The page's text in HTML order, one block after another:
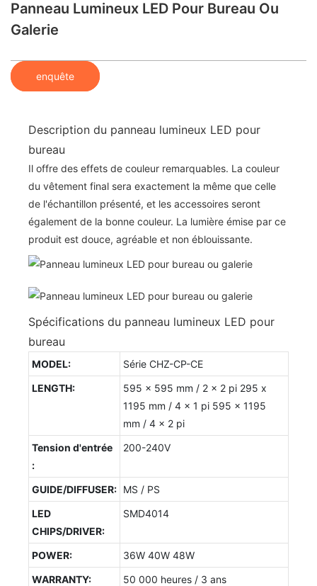
Panneau Lumineux LED Pour Bureau Ou
Galerie
enquête
Description du panneau lumineux LED pour
bureau
Il offre des effets de couleur remarquables. La couleur
du vêtement final sera exactement la même que celle
de l'échantillon présenté, et les accessoires seront
également de la bonne couleur. La lumière émise par ce
produit est douce, agréable et non éblouissante.
Spécifications du panneau lumineux LED pour
bureau
MODEL:
Série CHZ-CP-CE
LENGTH:
595 x 595 mm / 2 x 2 pi 295 x
1195 mm / 4 x 1 pi 595 x 1195
mm / 4 x 2 pi
Tension d'entrée
:
200-240V
GUIDE/DIFFUSER: MS / PS
LED
CHIPS/DRIVER:
SMD4014
POWER:
36W 40W 48W
WARRANTY:
50 000 heures / 3 ans